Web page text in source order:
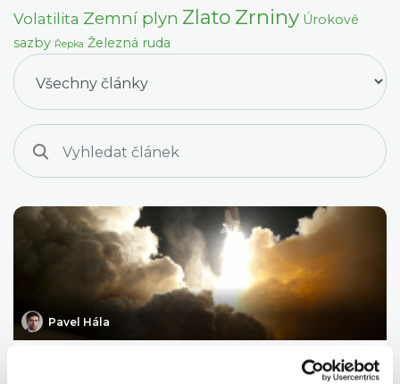
Volatilita Zemní plyn Zlato Zrniny Úrokové
sazby Řepka Železná ruda
Pavel Hála